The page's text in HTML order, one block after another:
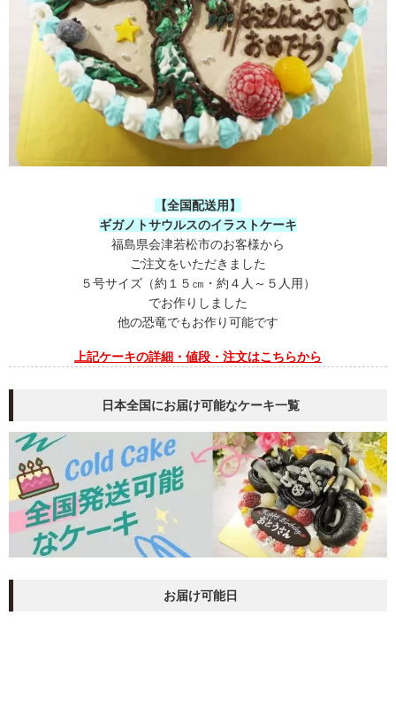
【全国配送用】
ギガノトサウルスのイラストケーキ
福島県会津若松市のお客様から
ご注文をいただきました
５号サイズ（約１５㎝・約４人～５人用）
でお作りしました
他の恐竜でもお作り可能です
上記ケーキの詳細・値段・注文はこちらから
日本全国にお届け可能なケーキ一覧
お届け可能日